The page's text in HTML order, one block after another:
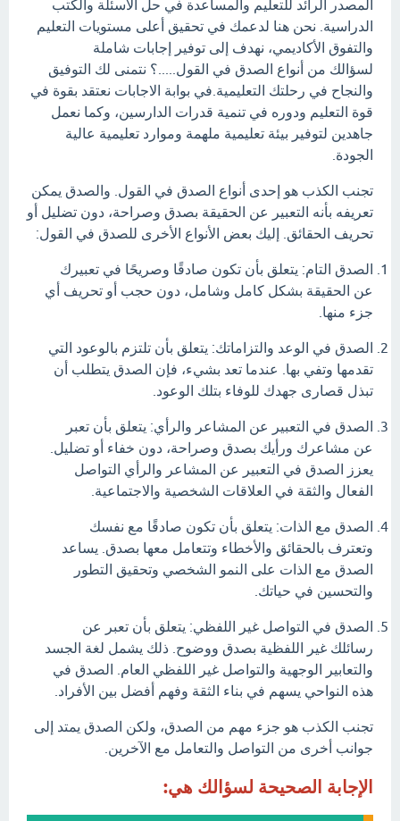
المصدر الرائد للتعليم والمساعدة في حل الأسئلة والكتب
الدراسية. نحن هنا لدعمك في تحقيق أعلى مستويات التعليم
والتفوق الأكاديمي، نهدف إلى توفير إجابات شاملة
لسؤالك من أنواع الصدق في القول.....؟ نتمنى لك التوفيق
والنجاح في رحلتك التعليمية.في بوابة الاجابات نعتقد بقوة في
قوة التعليم ودوره في تنمية قدرات الدارسين، وكما نعمل
جاهدين لتوفير بيئة تعليمية ملهمة وموارد تعليمية عالية
الجودة.
تجنب الكذب هو إحدى أنواع الصدق في القول. والصدق يمكن
تعريفه بأنه التعبير عن الحقيقة بصدق وصراحة، دون تضليل أو
تحريف الحقائق. إليك بعض الأنواع الأخرى للصدق في القول:
الصدق التام: يتعلق بأن تكون صادقًا وصريحًا في تعبيرك
عن الحقيقة بشكل كامل وشامل، دون حجب أو تحريف أي
جزء منها.
الصدق في الوعد والتزاماتك: يتعلق بأن تلتزم بالوعود التي
تقدمها وتفي بها. عندما تعد بشيء، فإن الصدق يتطلب أن
تبذل قصارى جهدك للوفاء بتلك الوعود.
الصدق في التعبير عن المشاعر والرأي: يتعلق بأن تعبر
عن مشاعرك ورأيك بصدق وصراحة، دون خفاء أو تضليل.
يعزز الصدق في التعبير عن المشاعر والرأي التواصل
الفعال والثقة في العلاقات الشخصية والاجتماعية.
الصدق مع الذات: يتعلق بأن تكون صادقًا مع نفسك
وتعترف بالحقائق والأخطاء وتتعامل معها بصدق. يساعد
الصدق مع الذات على النمو الشخصي وتحقيق التطور
والتحسين في حياتك.
الصدق في التواصل غير اللفظي: يتعلق بأن تعبر عن
رسائلك غير اللفظية بصدق ووضوح. ذلك يشمل لغة الجسد
والتعابير الوجهية والتواصل غير اللفظي العام. الصدق في
هذه النواحي يسهم في بناء الثقة وفهم أفضل بين الأفراد.
تجنب الكذب هو جزء مهم من الصدق، ولكن الصدق يمتد إلى
جوانب أخرى من التواصل والتعامل مع الآخرين.
الإجابة الصحيحة لسؤالك هي: